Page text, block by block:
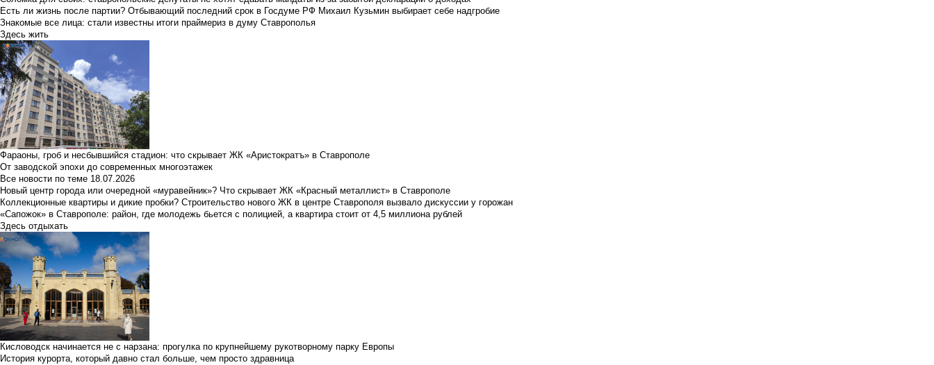
Есть ли жизнь после партии? Отбывающий последний срок в Госдуме РФ Михаил Кузьмин выбирает себе надгробие
Знакомые все лица: стали известны итоги праймериз в думу Ставрополья
Здесь жить
Фараоны, гроб и несбывшийся стадион: что скрывает ЖК «Аристократъ» в Ставрополе
От заводской эпохи до современных многоэтажек
Все новости по теме 18.07.2026
Новый центр города или очередной «муравейник»? Что скрывает ЖК «Красный металлист» в Ставрополе
Коллекционные квартиры и дикие пробки? Строительство нового ЖК в центре Ставрополя вызвало дискуссии у горожан
«Сапожок» в Ставрополе: район, где молодежь бьется с полицией, а квартира стоит от 4,5 миллиона рублей
Здесь отдыхать
Кисловодск начинается не с нарзана: прогулка по крупнейшему рукотворному парку Европы
История курорта, который давно стал больше, чем просто здравница